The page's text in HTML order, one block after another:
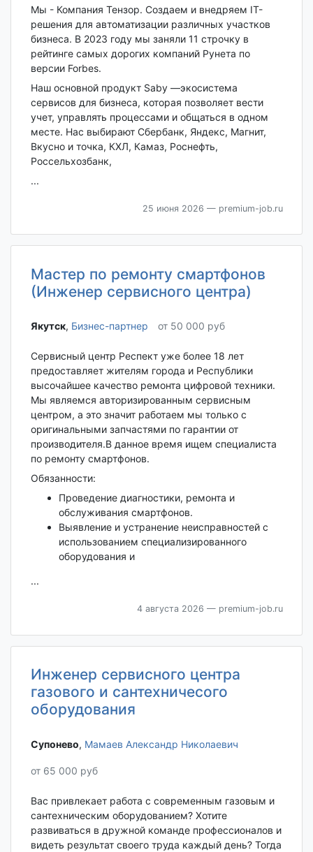
Мы - Компания Тензор. Создаем и внедряем IT-
решения для автоматизации различных участков
бизнеса. В 2023 году мы заняли 11 строчку в
рейтинге самых дорогих компаний Рунета по
версии Forbes.
Наш основной продукт Saby —экосистема
сервисов для бизнеса, которая позволяет вести
учет, управлять процессами и общаться в одном
месте. Нас выбирают Сбербанк, Яндекс, Магнит,
Вкусно и точка, КХЛ, Камаз, Роснефть,
Россельхозбанк,
...
25 июня 2026 — premium-job.ru
Мастер по ремонту смартфонов
(Инженер сервисного центра)
Якутск‎, Бизнес-партнер от 50 000 руб
Сервисный центр Респект уже более 18 лет
предоставляет жителям города и Республики
высочайшее качество ремонта цифровой техники.
Мы являемся авторизированным сервисным
центром, а это значит работаем мы только с
оригинальными запчастями по гарантии от
производителя.В данное время ищем специалиста
по ремонту смартфонов.
Обязанности:
Проведение диагностики, ремонта и
обслуживания смартфонов.
Выявление и устранение неисправностей с
использованием специализированного
оборудования и
...
4 августа 2026 — premium-job.ru
Инженер сервисного центра
газового и сантехничесого
оборудования
Супонево‎, Мамаев Александр Николаевич
от 65 000 руб
Вас привлекает работа с современным газовым и
сантехническим оборудованием? Хотите
развиваться в дружной команде профессионалов и
видеть результат своего труда каждый день? Тогда